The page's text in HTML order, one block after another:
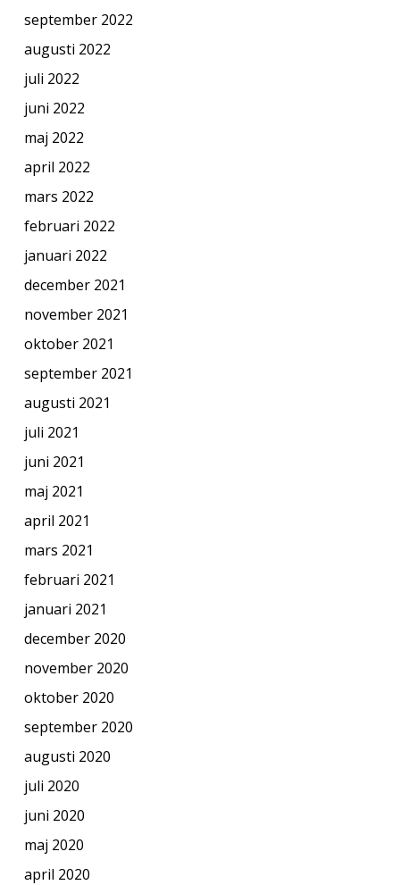
september 2022
augusti 2022
juli 2022
juni 2022
maj 2022
april 2022
mars 2022
februari 2022
januari 2022
december 2021
november 2021
oktober 2021
september 2021
augusti 2021
juli 2021
juni 2021
maj 2021
april 2021
mars 2021
februari 2021
januari 2021
december 2020
november 2020
oktober 2020
september 2020
augusti 2020
juli 2020
juni 2020
maj 2020
april 2020